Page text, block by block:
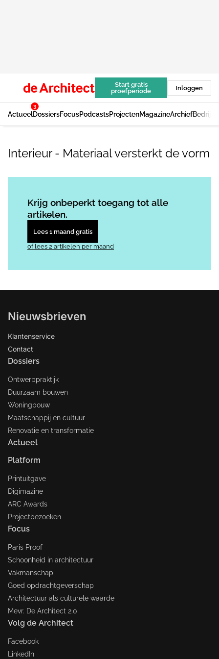
Start gratis
proefperiode
Inloggen
Actueel
3
DossiersFocusPodcastsProjectenMagazineArchief
Interieur - Materiaal versterkt de vorm
Krijg onbeperkt toegang tot alle
artikelen.
Lees 1 maand gratis
of lees 2 artikelen per maand
Nieuwsbrieven
Klantenservice
Contact
Dossiers
Ontwerppraktijk
Duurzaam bouwen
Woningbouw
Maatschappij en cultuur
Renovatie en transformatie
Actueel
Platform
Printuitgave
Digimazine
ARC Awards
Projectbezoeken
Focus
Paris Proof
Schoonheid in architectuur
Vakmanschap
Goed opdrachtgeverschap
Architectuur als culturele waarde
Mevr. De Architect 2.0
Volg de Architect
Facebook
LinkedIn